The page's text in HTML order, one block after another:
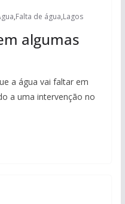
,Falta de água,Lagos
algumas
a água vai faltar em
a uma intervenção no